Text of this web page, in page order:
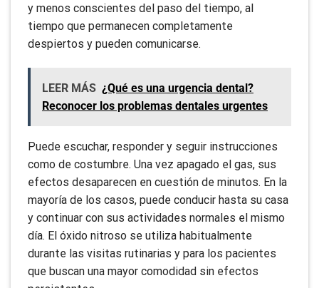
y menos conscientes del paso del tiempo, al
tiempo que permanecen completamente
despiertos y pueden comunicarse.
LEER MÁS ¿Qué es una urgencia dental?
Reconocer los problemas dentales urgentes
Puede escuchar, responder y seguir instrucciones
como de costumbre. Una vez apagado el gas, sus
efectos desaparecen en cuestión de minutos. En la
mayoría de los casos, puede conducir hasta su casa
y continuar con sus actividades normales el mismo
día. El óxido nitroso se utiliza habitualmente
durante las visitas rutinarias y para los pacientes
que buscan una mayor comodidad sin efectos